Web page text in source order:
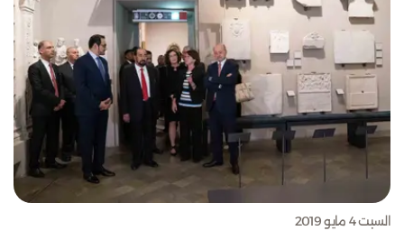
السبت 4 مايو 2019